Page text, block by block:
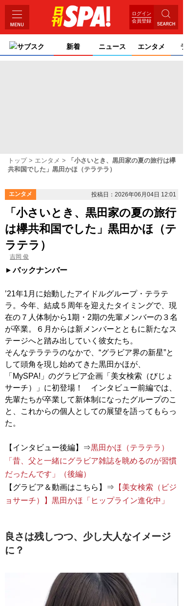
ログイン
会員登録
サブスク 新着 ニュース エンタメ
トップ エンタメ
「小さいとき、黒田家の夏の旅行は欅
共和国でした」黒田かほ（テラテラ）
エンタメ 投稿日：2026年06月04日 12:01
「小さいとき、黒田家の夏の旅行
は欅共和国でした」黒田かほ（テ
ラテラ）
吉岡 俊
バックナンバー
’21年1月に始動したアイドルグループ・テラテ
ラ。今年、結成５周年を迎えたタイミングで、現
在の７人体制から1期・2期の先輩メンバーの３名
が卒業。６月からは新メンバーとともに新たなス
テージへと踏み出していく彼女たち。
そんなテラテラのなかで、“グラビア界の新星”と
して頭角を現し始めてきた黒田かほが、
「MySPA!」のグラビア企画「美女検索（びじょ
サーチ）」に初登場！ インタビュー前編では、
先輩たちが卒業して新体制になったグループのこ
と、これからの個人としての展望を語ってもらっ
た。
【インタビュー後編】⇒黒田かほ（テラテラ）
「昔、父と一緒にグラビア雑誌を眺めるのが習慣
だったんです」（後編）
【グラビア＆動画はこちら】⇒ 【美女検索（ビジ
ョサーチ）】黒田かほ「ヒップライン進化中」
良さは残しつつ、少し大人なイメージ
に？